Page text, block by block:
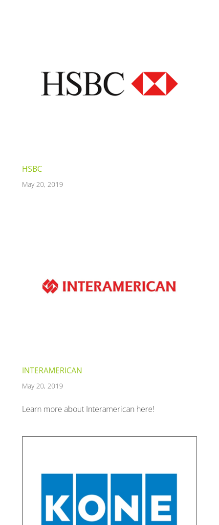
HSBC
May 20, 2019
INTERAMERICAN
May 20, 2019
Learn more about Interamerican here!